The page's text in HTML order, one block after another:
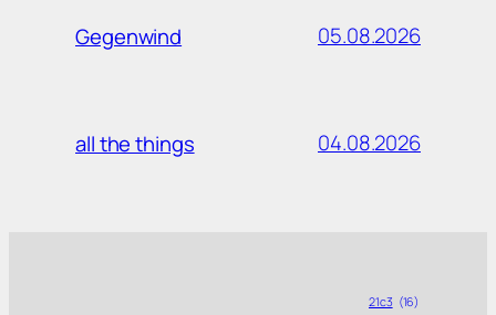
Gegenwind 05.08.2026
all the things 04.08.2026
21c3 (16)